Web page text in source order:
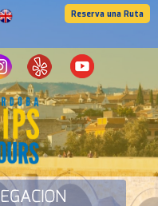
Reserva una Ruta